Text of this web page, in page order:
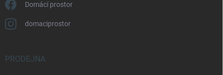
Domácí prostor
domaciprostor
PRODEJNA